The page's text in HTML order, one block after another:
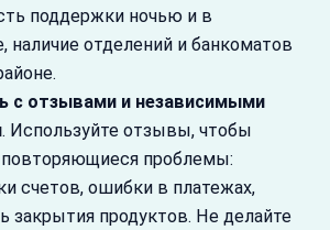
поддержки ночью и в
наличие отделений и банкоматов
с отзывами и независимыми
. Используйте отзывы, чтобы
проблемы:
счетов, ошибки в платежах,
закрытия продуктов. Не делайте